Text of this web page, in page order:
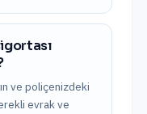
ve poliçenizdeki
evrak ve